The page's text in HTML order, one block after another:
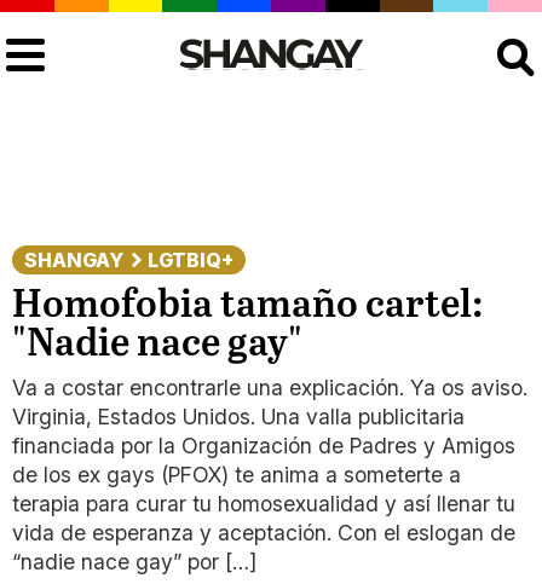
SHANGAY LGTBIQ+
Homofobia tamaño cartel:
"Nadie nace gay"
Va a costar encontrarle una explicación. Ya os aviso.
Virginia, Estados Unidos. Una valla publicitaria
financiada por la Organización de Padres y Amigos
de los ex gays (PFOX) te anima a someterte a
terapia para curar tu homosexualidad y así llenar tu
vida de esperanza y aceptación. Con el eslogan de
“nadie nace gay” por […]